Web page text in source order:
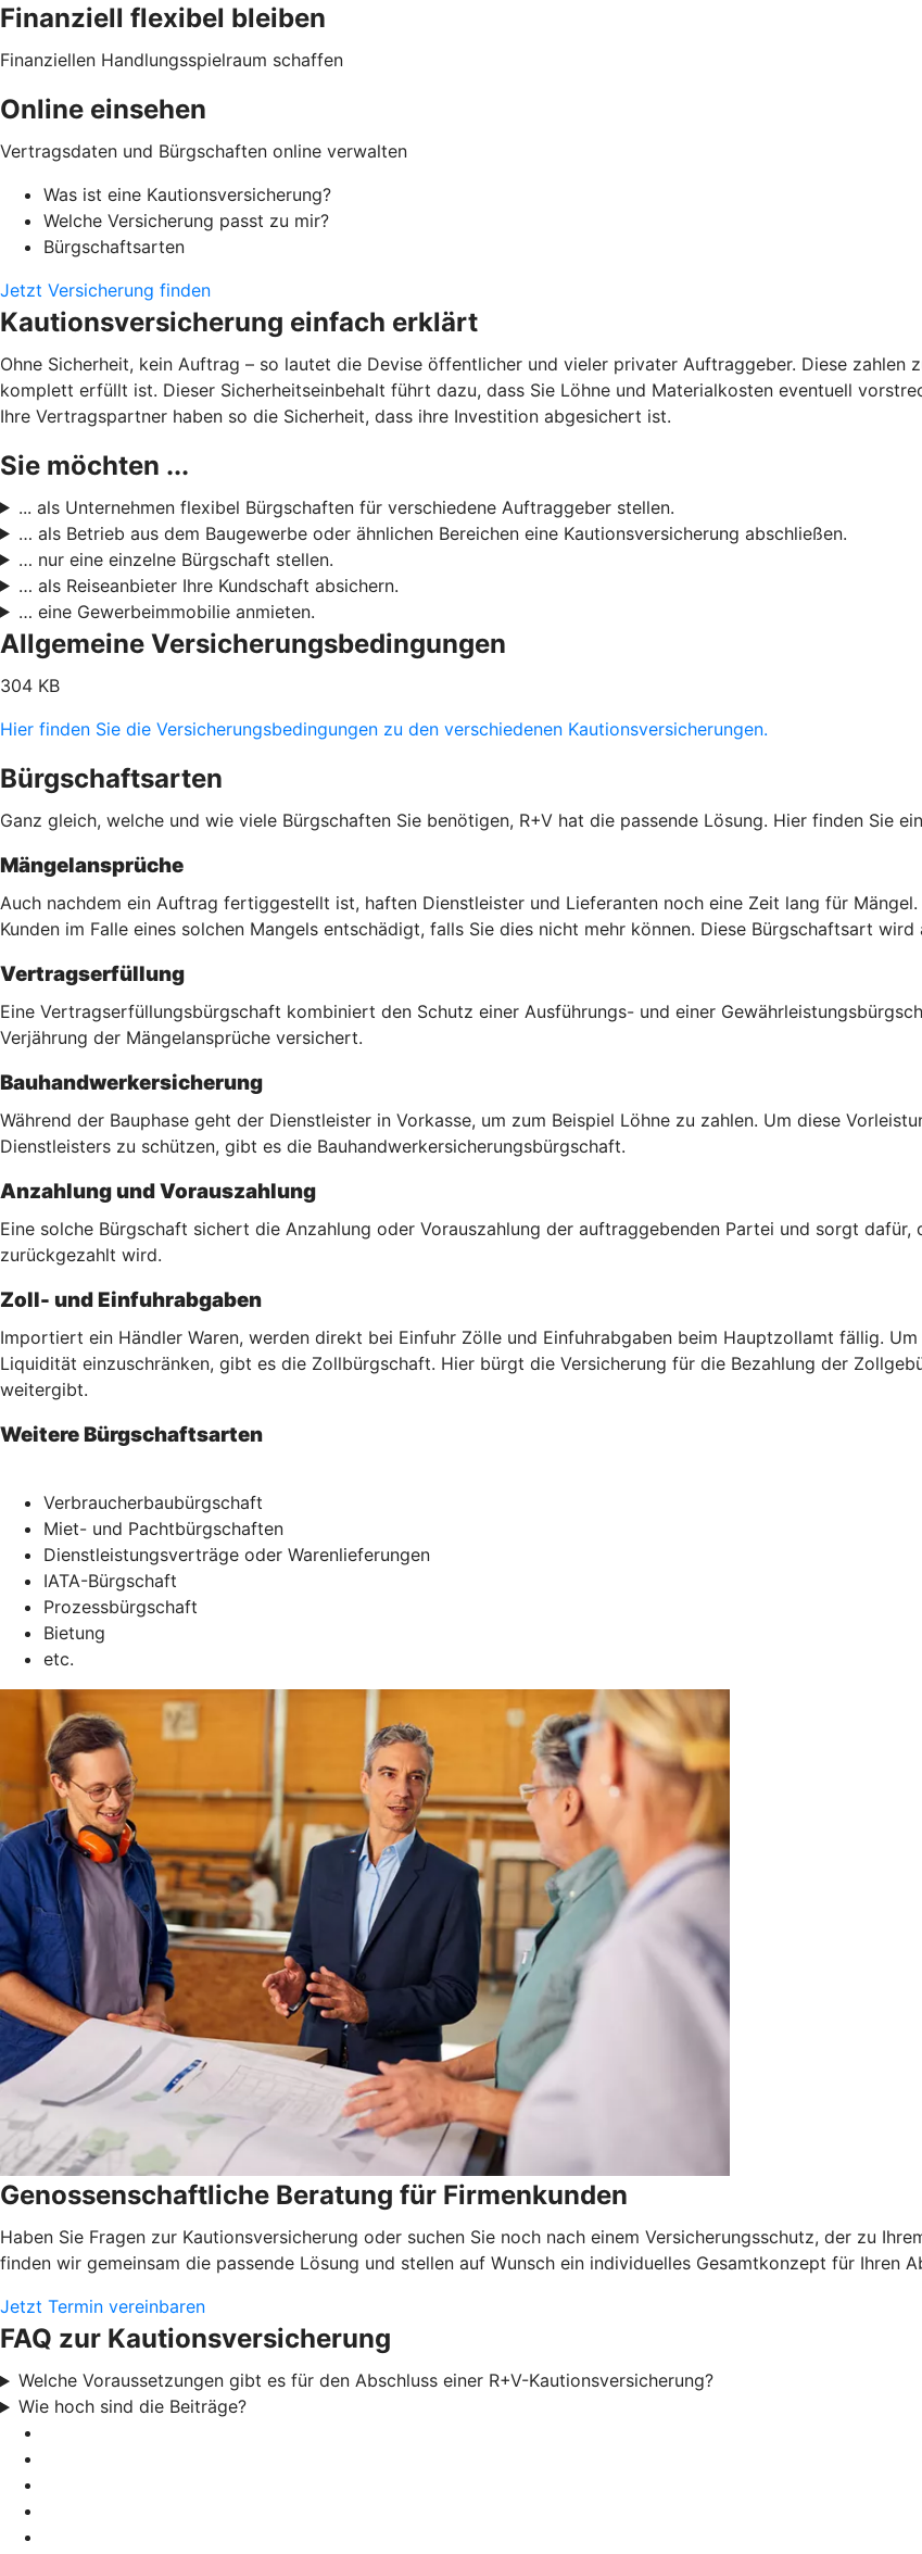
Finanziell flexibel bleiben
Finanziellen Handlungsspielraum schaffen
Online einsehen
Vertragsdaten und Bürgschaften online verwalten
Was ist eine Kautionsversicherung?
Welche Versicherung passt zu mir?
Bürgschaftsarten
Jetzt Versicherung finden
Kautionsversicherung einfach erklärt
Ohne Sicherheit, kein Auftrag – so lautet die Devise öffentlicher und vieler privater Auftraggeber. Diese
komplett erfüllt ist. Dieser Sicherheitseinbehalt führt dazu, dass Sie Löhne und Materialkosten eventuell
Ihre Vertragspartner haben so die Sicherheit, dass ihre Investition abgesichert ist.
Sie möchten ...
... als Unternehmen flexibel Bürgschaften für verschiedene Auftraggeber stellen.
… als Betrieb aus dem Baugewerbe oder ähnlichen Bereichen eine Kautionsversicherung abschließen.
… nur eine einzelne Bürgschaft stellen.
… als Reiseanbieter Ihre Kundschaft absichern.
… eine Gewerbeimmobilie anmieten.
Allgemeine Versicherungsbedingungen
304 KB
Hier finden Sie die Versicherungsbedingungen zu den verschiedenen Kautionsversicherungen.
Bürgschaftsarten
Ganz gleich, welche und wie viele Bürgschaften Sie benötigen, R+V hat die passende Lösung. Hier finden Sie
Mängelansprüche
Auch nachdem ein Auftrag fertiggestellt ist, haften Dienstleister und Lieferanten noch eine Zeit lang für
Kunden im Falle eines solchen Mangels entschädigt, falls Sie dies nicht mehr können. Diese Bürgschaftsart
Vertragserfüllung
Eine Vertragserfüllungsbürgschaft kombiniert den Schutz einer Ausführungs- und einer
Verjährung der Mängelansprüche versichert.
Bauhandwerkersicherung
Während der Bauphase geht der Dienstleister in Vorkasse, um zum Beispiel Löhne zu zahlen. Um diese
Dienstleisters zu schützen, gibt es die Bauhandwerkersicherungsbürgschaft.
Anzahlung und Vorauszahlung
Eine solche Bürgschaft sichert die Anzahlung oder Vorauszahlung der auftraggebenden Partei und sorgt
zurückgezahlt wird.
Zoll- und Einfuhrabgaben
Importiert ein Händler Waren, werden direkt bei Einfuhr Zölle und Einfuhrabgaben beim Hauptzollamt fällig.
Liquidität einzuschränken, gibt es die Zollbürgschaft. Hier bürgt die Versicherung für die Bezahlung der
weitergibt.
Weitere Bürgschaftsarten
Verbraucherbaubürgschaft
Miet- und Pachtbürgschaften
Dienstleistungsverträge oder Warenlieferungen
IATA-Bürgschaft
Prozessbürgschaft
Bietung
etc.
Genossenschaftliche Beratung für Firmenkunden
Haben Sie Fragen zur Kautionsversicherung oder suchen Sie noch nach einem Versicherungsschutz, der zu
finden wir gemeinsam die passende Lösung und stellen auf Wunsch ein individuelles Gesamtkonzept für Ihren
Jetzt Termin vereinbaren
FAQ zur Kautionsversicherung
Welche Voraussetzungen gibt es für den Abschluss einer R+V-Kautionsversicherung?
Wie hoch sind die Beiträge?